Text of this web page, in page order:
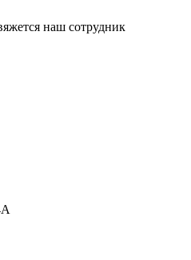
наш сотрудник